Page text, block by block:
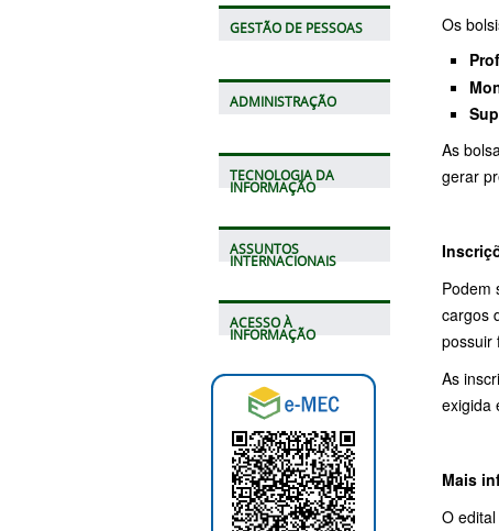
GESTÃO DE PESSOAS
ADMINISTRAÇÃO
TECNOLOGIA DA
INFORMAÇÃO
ASSUNTOS
INTERNACIONAIS
ACESSO À
INFORMAÇÃO
Os
As
gerar
Podem
cargos
possuir
As
exigida
Mais
O